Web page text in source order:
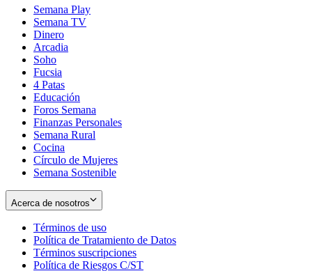
Semana Play
Semana TV
Dinero
Arcadia
Soho
in
new
window
Fucsia
in
new
window
4 Patas
Educación
Foros Semana
Finanzas Personales
Semana Rural
Cocina
Círculo de Mujeres
Semana Sostenible
Acerca de nosotros
Términos de uso
in
new
window
Política de Tratamiento de Datos
Términos suscripciones
in
Política de Riesgos C/ST